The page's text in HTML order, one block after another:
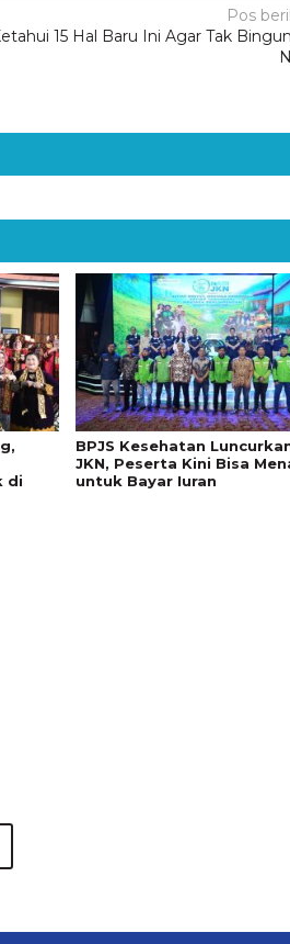
Pos
15 Hal Baru Ini Agar Tak
di
BPJS Kesehatan
JKN, Peserta Kini Bisa
untuk Bayar Iuran